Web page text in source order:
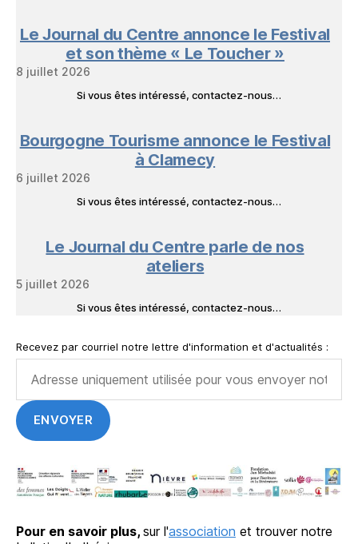
Le Journal du Centre annonce le Festival
et son thème « Le Toucher »
8 juillet 2026
Si vous êtes intéressé, contactez-nous…
Bourgogne Tourisme annonce le Festival
à Clamecy
6 juillet 2026
Si vous êtes intéressé, contactez-nous…
Le Journal du Centre parle de nos
ateliers
5 juillet 2026
Si vous êtes intéressé, contactez-nous…
Recevez par courriel notre lettre d'information et d'actualités :
Pour en savoir plus, sur l'association et trouver notre